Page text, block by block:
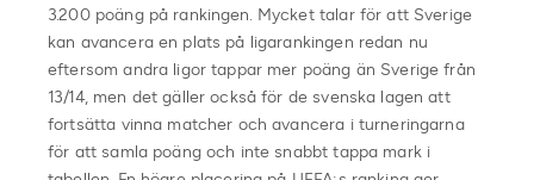
3.200 poäng på rankingen. Mycket talar för att Sverige
kan avancera en plats på ligarankingen redan nu
eftersom andra ligor tappar mer poäng än Sverige från
13/14, men det gäller också för de svenska lagen att
fortsätta vinna matcher och avancera i turneringarna
för att samla poäng och inte snabbt tappa mark i